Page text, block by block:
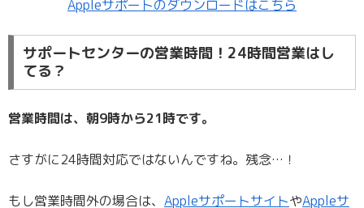
Appleサポートのダウンロードはこちら
サポートセンターの営業時間！24時間営業はし
てる？
営業時間は、朝9時から21時です。
さすがに24時間対応ではないんですね。残念…！
もし営業時間外の場合は、 AppleサポートサイトやAppleサ